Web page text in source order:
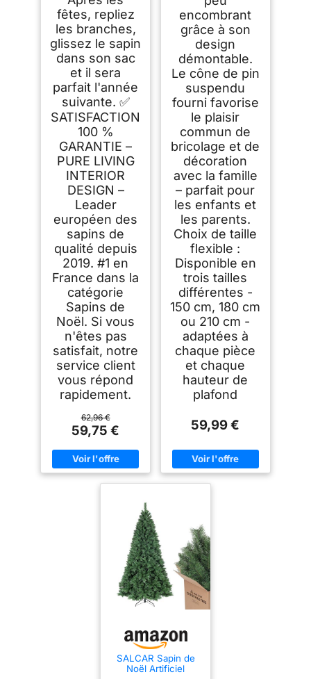
fêtes, repliez
les branches,
glissez le sapin
dans son sac
et il sera
parfait l'année
suivante. ✅
SATISFACTION
100 %
GARANTIE –
PURE LIVING
INTERIOR
DESIGN –
Leader
européen des
sapins de
qualité depuis
2019. #1 en
France dans la
catégorie
Sapins de
Noël. Si vous
n'êtes pas
satisfait, notre
service client
vous répond
rapidement.
62,96 €
59,75 €
encombrant
grâce à son
design
démontable.
Le cône de pin
suspendu
fourni favorise
le plaisir
commun de
bricolage et de
décoration
avec la famille
– parfait pour
les enfants et
les parents.
Choix de taille
flexible :
Disponible en
trois tailles
différentes -
150 cm, 180 cm
ou 210 cm -
adaptées à
chaque pièce
et chaque
hauteur de
plafond
59,99 €
SALCAR Sapin de
Noël Artificiel